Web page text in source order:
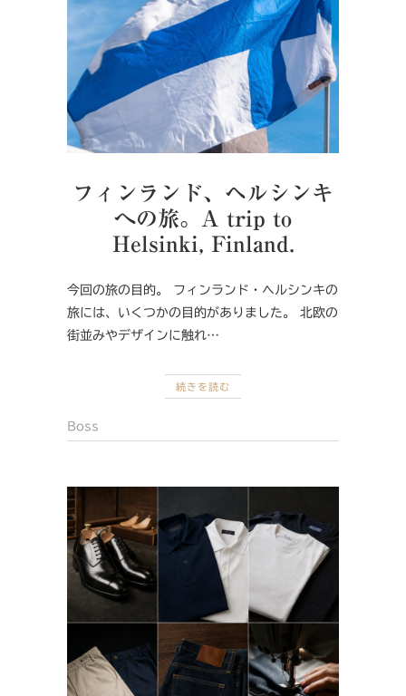
フィンランド、ヘルシンキ
への旅。A trip to
Helsinki, Finland.
今回の旅の目的。 フィンランド・ヘルシンキの
旅には、いくつかの目的がありました。 北欧の
街並みやデザインに触れ…
続きを読む
Boss